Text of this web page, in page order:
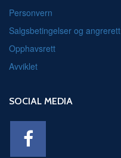
Personvern
Salgsbetingelser og angrerett
Opphavsrett
Avviklet
SOCIAL MEDIA